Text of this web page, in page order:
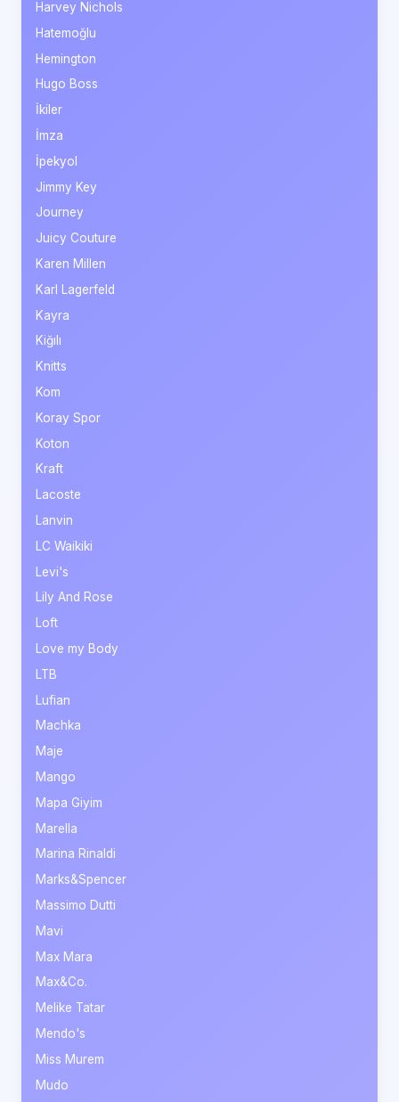
Harvey Nichols
Hatemoğlu
Hemington
Hugo Boss
İkiler
İmza
İpekyol
Jimmy Key
Journey
Juicy Couture
Karen Millen
Karl Lagerfeld
Kayra
Kiğılı
Knitts
Kom
Koray Spor
Koton
Kraft
Lacoste
Lanvin
LC Waikiki
Levi's
Lily And Rose
Loft
Love my Body
LTB
Lufian
Machka
Maje
Mango
Mapa Giyim
Marella
Marina Rinaldi
Marks&Spencer
Massimo Dutti
Mavi
Max Mara
Max&Co.
Melike Tatar
Mendo's
Miss Murem
Mudo